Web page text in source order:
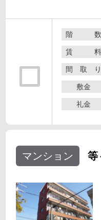
階 数
賃 料
間 取 り
敷金
礼金
マンション 等